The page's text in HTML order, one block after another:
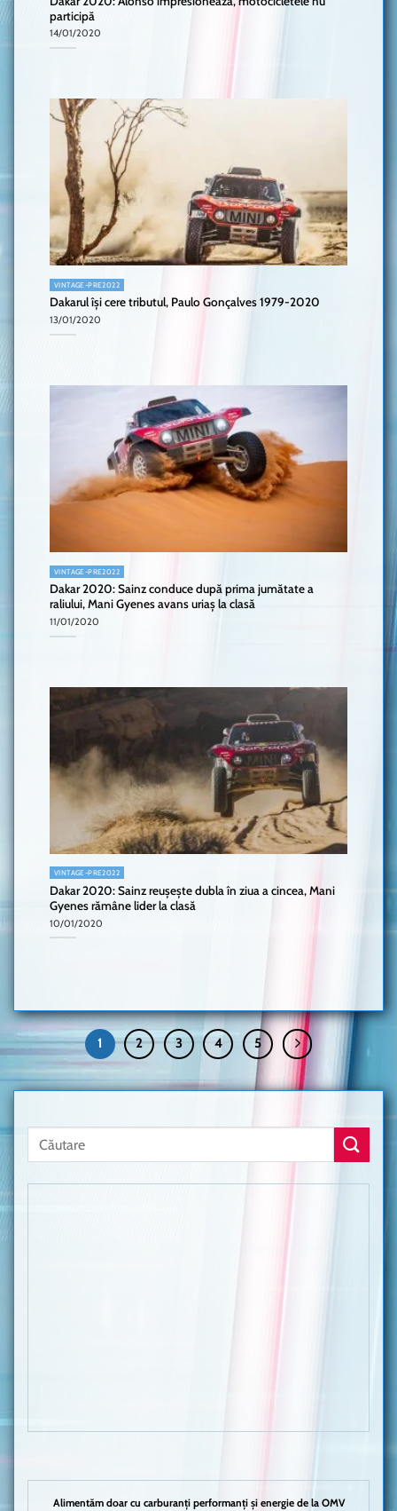
participă
14/01/2020
VINTAGE-PRE2022
Dakarul își cere tributul, Paulo Gonçalves 1979-2020
13/01/2020
VINTAGE-PRE2022
Dakar 2020: Sainz conduce după prima jumătate a
raliului, Mani Gyenes avans uriaș la clasă
11/01/2020
VINTAGE-PRE2022
Dakar 2020: Sainz reușește dubla în ziua a cincea, Mani
Gyenes rămâne lider la clasă
10/01/2020
1 2 3 4 5
Alimentăm doar cu carburanți performanți și energie de la OMV